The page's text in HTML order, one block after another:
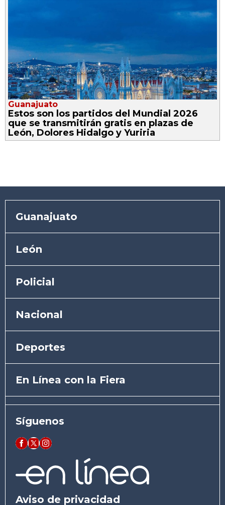
Guanajuato
Estos son los partidos del Mundial 2026
que se transmitirán gratis en plazas de
León, Dolores Hidalgo y Yuriria
Guanajuato
León
Policial
Nacional
Deportes
En Línea con la Fiera
Síguenos
Aviso de privacidad